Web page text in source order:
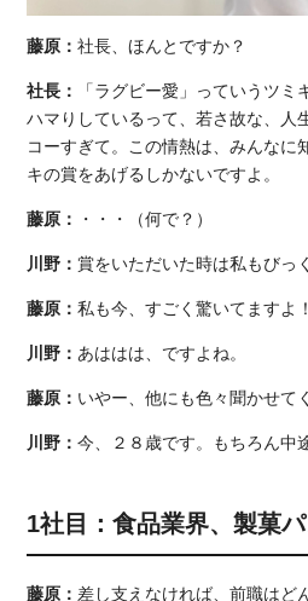
藤原：社長、ほんとですか？
社長：
「ラグビー愛」っていうツ
ハマりしているって、若さ故な、人
コーすぎて。この情熱は、みんなに
キの賞をあげるしかないですよ。
藤原： ・・・（何で？）
川野：賞をいただいた時は私もびっ
藤原：私も今、すごく驚いてますよ
川野： あははは、ですよね。
藤原： いやー、他にも色々聞かせて
川野：今、２８歳です。もちろん中
1社目：食品業界、製菓
藤原： 差し支えなければ、前職はど